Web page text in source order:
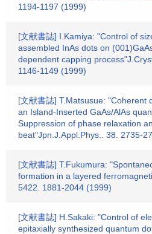
1194-1197 (1999)
[文献書誌] I.Kamiya: "Control of
assembled InAs dots on
dependent capping
1146-1149 (1999)
[文献書誌] T.Matsusue: "Coherent
an Island-Inserted GaAs/AlAs
Suppression of phase relaxation
beat"Jpn.J.Appl.Phys.. 38. 2735-
[文献書誌] T.Fukumura:
formation in a layered
5422. 1881-2044 (1999)
[文献書誌] H.Sakaki: "Control of
epitaxially synthesized quantum